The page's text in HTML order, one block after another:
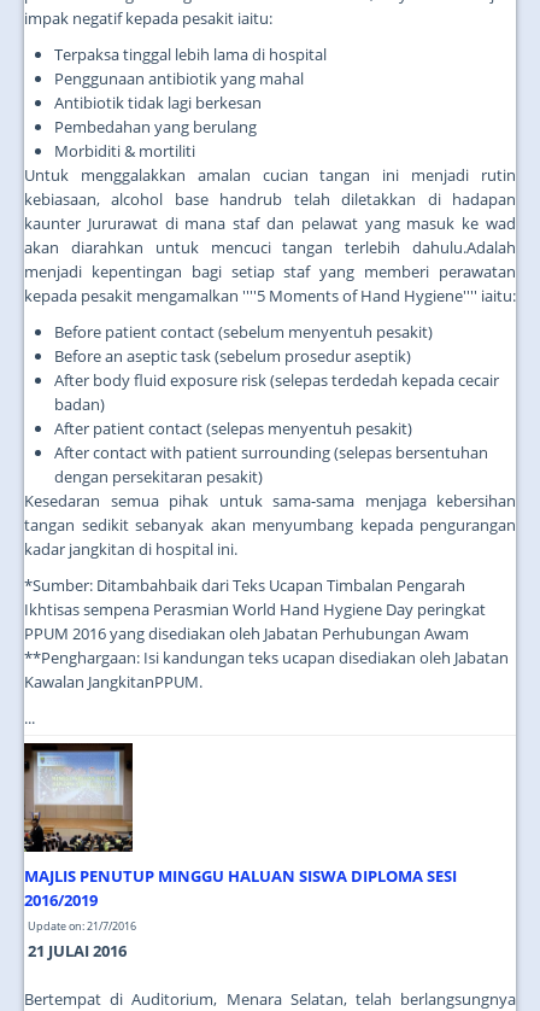
impak negatif kepada pesakit iaitu:
Terpaksa tinggal lebih lama di hospital
Penggunaan antibiotik yang mahal
Antibiotik tidak lagi berkesan
Pembedahan yang berulang
Morbiditi & mortiliti
Untuk menggalakkan amalan cucian tangan ini menjadi rutin
kebiasaan, alcohol base handrub telah diletakkan di hadapan
kaunter Jururawat di mana staf dan pelawat yang masuk ke wad
akan diarahkan untuk mencuci tangan terlebih dahulu.Adalah
menjadi kepentingan bagi setiap staf yang memberi perawatan
kepada pesakit mengamalkan ''''5 Moments of Hand Hygiene'''' iaitu:
Before patient contact (sebelum menyentuh pesakit)
Before an aseptic task (sebelum prosedur aseptik)
After body fluid exposure risk (selepas terdedah kepada cecair
badan)
After patient contact (selepas menyentuh pesakit)
After contact with patient surrounding (selepas bersentuhan
dengan persekitaran pesakit)
Kesedaran semua pihak untuk sama-sama menjaga kebersihan
tangan sedikit sebanyak akan menyumbang kepada pengurangan
kadar jangkitan di hospital ini.
*Sumber: Ditambahbaik dari Teks Ucapan Timbalan Pengarah
Ikhtisas sempena Perasmian World Hand Hygiene Day peringkat
PPUM 2016 yang disediakan oleh Jabatan Perhubungan Awam
**Penghargaan: Isi kandungan teks ucapan disediakan oleh Jabatan
Kawalan JangkitanPPUM.
...
MAJLIS PENUTUP MINGGU HALUAN SISWA DIPLOMA SESI
2016/2019
Update on: 21/7/2016
21 JULAI 2016
Bertempat di Auditorium, Menara Selatan, telah berlangsungnya